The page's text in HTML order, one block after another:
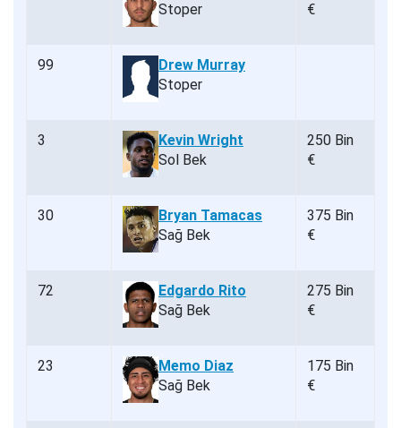
Stoper
€
99
Drew Murray
Stoper
3
Kevin Wright
Sol Bek
250 Bin
€
30
Bryan Tamacas
Sağ Bek
375 Bin
€
72
Edgardo Rito
Sağ Bek
275 Bin
€
23
Memo Diaz
Sağ Bek
175 Bin
€